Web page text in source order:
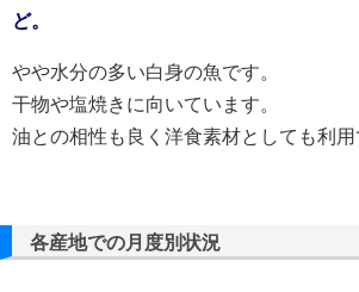
ど。
やや水分の多い白身の魚です。
干物や塩焼きに向いています。
油との相性も良く洋食素材としても利用
各産地での月度別状況